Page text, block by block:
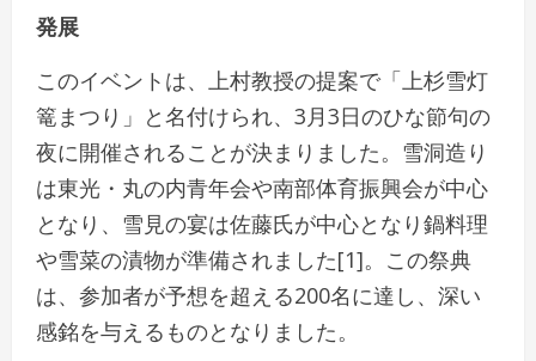
発展
このイベントは、上村教授の提案で「上杉雪灯
篭まつり」と名付けられ、3月3日のひな節句の
夜に開催されることが決まりました。雪洞造り
は東光・丸の内青年会や南部体育振興会が中心
となり、雪見の宴は佐藤氏が中心となり鍋料理
や雪菜の漬物が準備されました[1]。この祭典
は、参加者が予想を超える200名に達し、深い
感銘を与えるものとなりました。